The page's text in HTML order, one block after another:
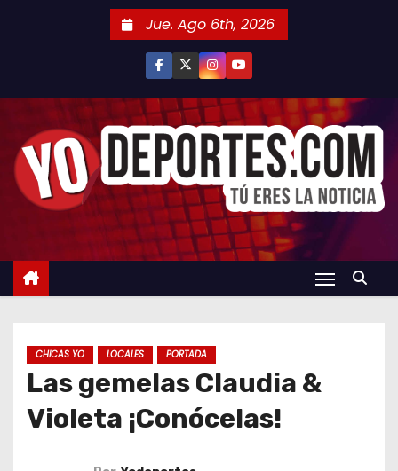
n
Jue. Ago 6th, 2026
CHICAS YO LOCALES PORTADA
Las gemelas Claudia &
Violeta ¡Conócelas!